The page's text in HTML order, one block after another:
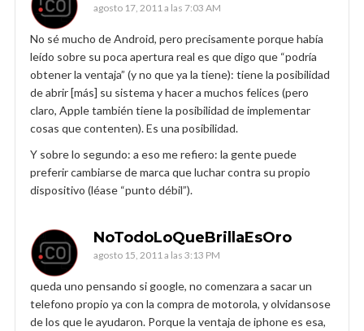
agosto 17, 2011 a las 7:03 AM
No sé mucho de Android, pero precisamente porque había
leído sobre su poca apertura real es que digo que “podría
obtener la ventaja” (y no que ya la tiene): tiene la posibilidad
de abrir [más] su sistema y hacer a muchos felices (pero
claro, Apple también tiene la posibilidad de implementar
cosas que contenten). Es una posibilidad.
Y sobre lo segundo: a eso me refiero: la gente puede
preferir cambiarse de marca que luchar contra su propio
dispositivo (léase “punto débil”).
NoTodoLoQueBrillaEsOro
agosto 15, 2011 a las 3:13 PM
queda uno pensando si google, no comenzara a sacar un
telefono propio ya con la compra de motorola, y olvidansose
de los que le ayudaron. Porque la ventaja de iphone es esa,